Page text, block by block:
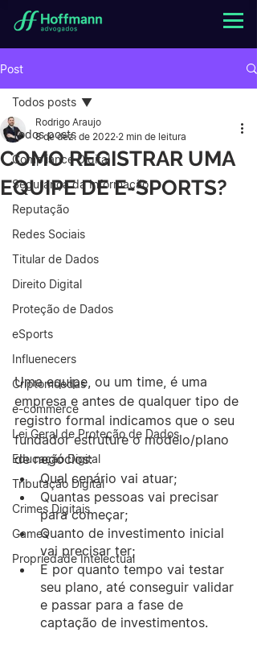
Post
Todos posts
Compliance Digital
Segurança da Informação
Reputação
Redes Sociais
Titular de Dados
Direito Digital
Proteção de Dados
eSports
Influenecers
Criptomoedas
e-commerce
Lei Geral de Proteção de Dados
Educação Digital
Tributação Digital
Crimes Digitais
Games
Propriedade Intelectual
Todos posts
COMO REGISTRAR UMA
EQUIPE DE E-SPORTS?
Rodrigo Araujo
8 de dez. de 2022 2 min de leitura
Uma equipe, ou um time, é uma
empresa e antes de qualquer tipo de
registro formal indicamos que o seu
fundador estruture o modelo/plano
de negócios:
Qual cenário vai atuar;
Quantas pessoas vai precisar
para começar;
Quanto de investimento inicial
vai precisar ter;
E por quanto tempo vai testar
seu plano, até conseguir validar
e passar para a fase de
captação de investimentos.